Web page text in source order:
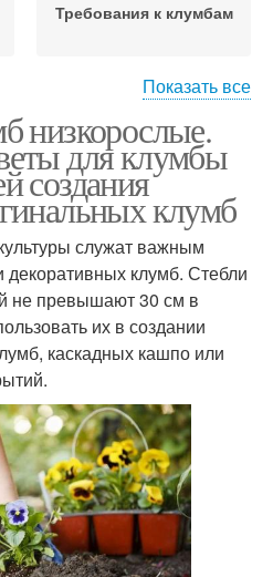
Требования к клумбам
Однотонная клумба
Оригинальная клумба
Показать все
низкорослые.
для клумбы
создания
клумб
служат важным
клумб. Стебли
не превышают 30 см в
их в создании
каскадных кашпо или